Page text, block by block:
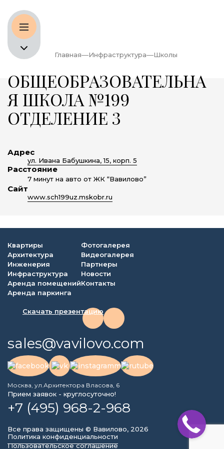
Главная Инфраструктура Школы
ОБЩЕОБРАЗОВАТЕЛЬНА
Я ШКОЛА №199
ОТДЕЛЕНИЕ 3
Адрес
ул. Ивана Бабушкина, 15, корп. 5
Расстояние
7 минут на авто от ЖК “Вавилово”
Сайт
www.sch199uz.mskobr.ru
Квартиры
Архитектура
Инженерия
Инфраструктура
Аренда помещений
Аренда паркинга
Фотогалерея
Видеогалерея
Партнеры
Новости
Контакты
Скачать презентацию
sales@vavilovo.com
Москва, ул.Архитектора Власова, 6
Прием заявок - круглосуточно!
+7 (495) 968-2-968
Все права защищены © Вавилово, 2026
Политика конфиденциальности
Пользовательское соглашение